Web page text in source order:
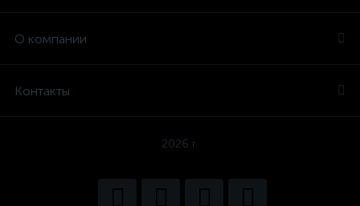
О компании
Контакты
2026 г.